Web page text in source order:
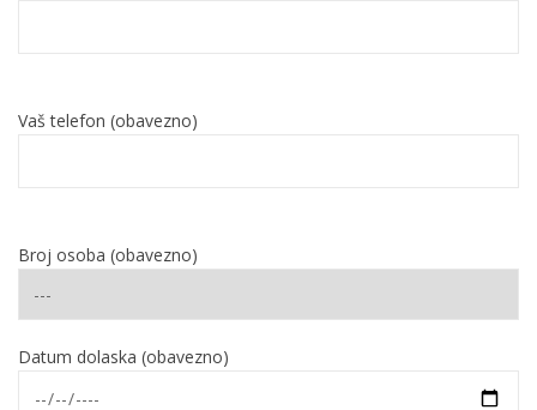
Vaš telefon (obavezno)
Broj osoba (obavezno)
Datum dolaska (obavezno)